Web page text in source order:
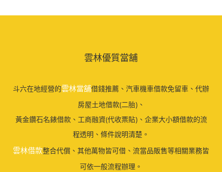
雲林優質當舖
斗六在地經營的雲林當舖借錢推薦、汽車機車借款免留車、代辦
房屋土地借款(二胎)、
黃金鑽石名錶借款、工商融資(代收票貼)、企業大小額借款的流
程透明、條件說明清楚。
雲林借款整合代償、其他萬物皆可借、流當品販售等相關業務皆
可依一般流程辦理。